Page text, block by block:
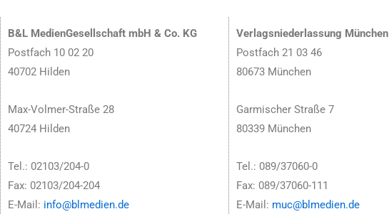
B&L MedienGesellschaft mbH & Co. KG
Postfach 10 02 20
40702 Hilden
Max-Volmer-Straße 28
40724 Hilden
Tel.: 02103/204-0
Fax: 02103/204-204
E-Mail: info@blmedien.de
Verlagsniederlassung München
Postfach 21 03 46
80673 München
Garmischer Straße 7
80339 München
Tel.: 089/37060-0
Fax: 089/37060-111
E-Mail: muc@blmedien.de